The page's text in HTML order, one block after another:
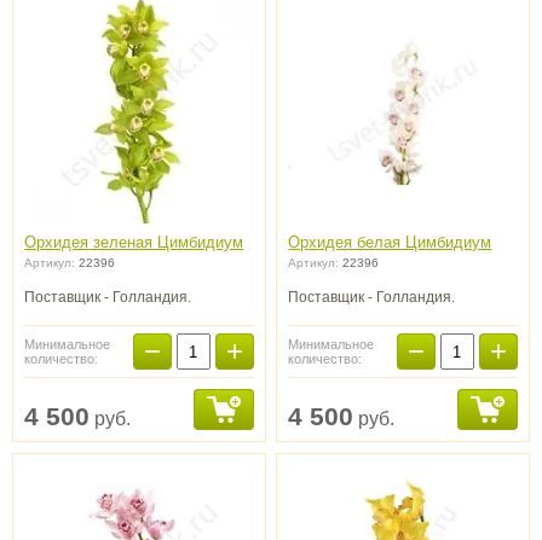
Орхидея зеленая Цимбидиум
Артикул: 22396
Поставщик - Голландия.
Минимальное
количество:
− +
4 500 руб.
Орхидея белая Цимбидиум
Артикул: 22396
Поставщик - Голландия.
Минимальное
количество:
− +
4 500 руб.